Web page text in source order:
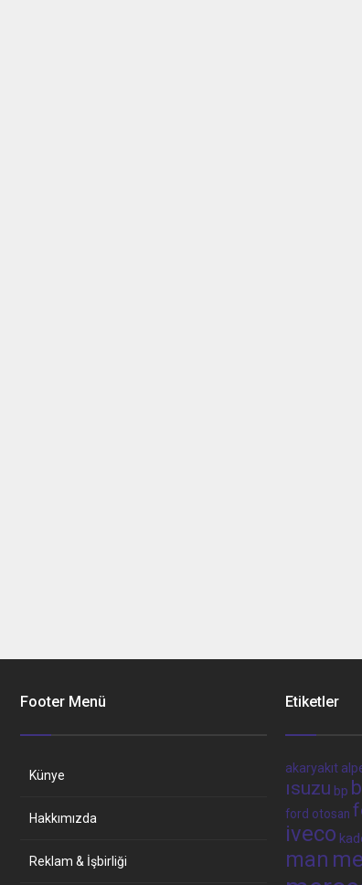
Footer Menü
Künye
Hakkımızda
Reklam & İşbirliği
Etiketler
akaryakıt
ısuzu bp
ford otosan
iveco
man